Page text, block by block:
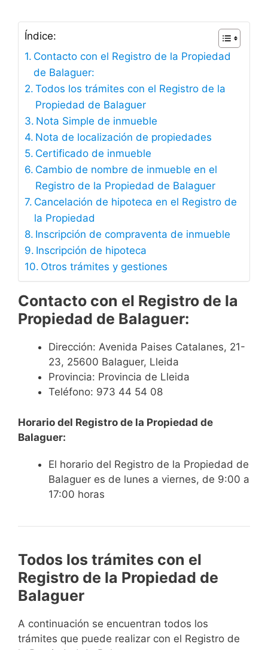
Índice:
Contacto con el Registro de la Propiedad
de Balaguer:
Todos los trámites con el Registro de la
Propiedad de Balaguer
Nota Simple de inmueble
Nota de localización de propiedades
Certificado de inmueble
Cambio de nombre de inmueble en el
Registro de la Propiedad de Balaguer
Cancelación de hipoteca en el Registro de
la Propiedad
Inscripción de compraventa de inmueble
Inscripción de hipoteca
Otros trámites y gestiones
Contacto con el Registro de la
Propiedad de Balaguer:
Dirección: Avenida Paises Catalanes, 21-
23, 25600 Balaguer, Lleida
Provincia: Provincia de Lleida
Teléfono: 973 44 54 08
Horario del Registro de la Propiedad de
Balaguer:
El horario del Registro de la Propiedad de
Balaguer es de lunes a viernes, de 9:00 a
17:00 horas
Todos los trámites con el
Registro de la Propiedad de
Balaguer
A continuación se encuentran todos los
trámites que puede realizar con el Registro de